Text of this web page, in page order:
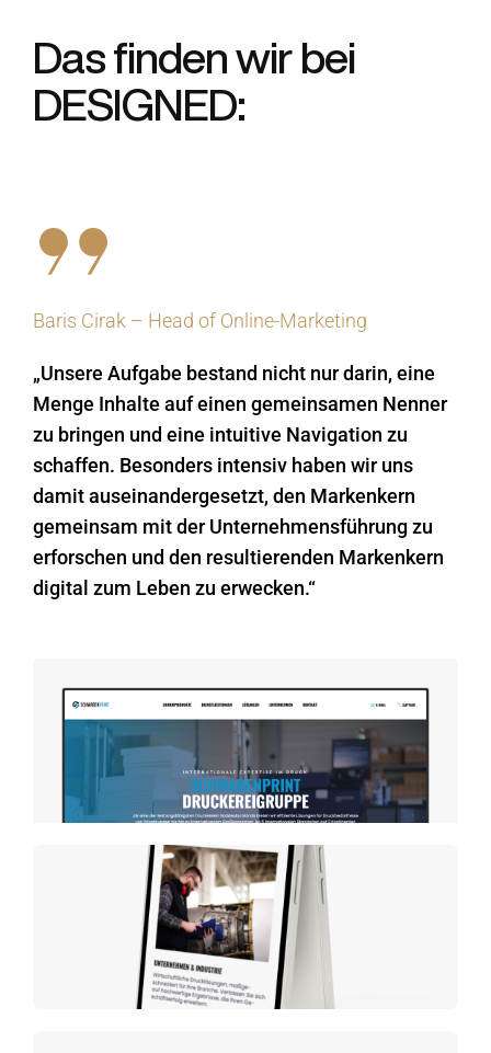
Das finden wir bei
DESIGNED:
Baris Cirak – Head of Online-Marketing
„Unsere Aufgabe bestand nicht nur darin, eine
Menge Inhalte auf einen gemeinsamen Nenner
zu bringen und eine intuitive Navigation zu
schaffen. Besonders intensiv haben wir uns
damit auseinandergesetzt, den Markenkern
gemeinsam mit der Unternehmensführung zu
erforschen und den resultierenden Markenkern
digital zum Leben zu erwecken.“